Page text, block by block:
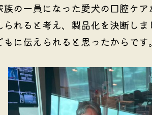
の一員になった愛犬の口腔ケ
れると考え、製品化を決断し
に伝えられると思ったからです。